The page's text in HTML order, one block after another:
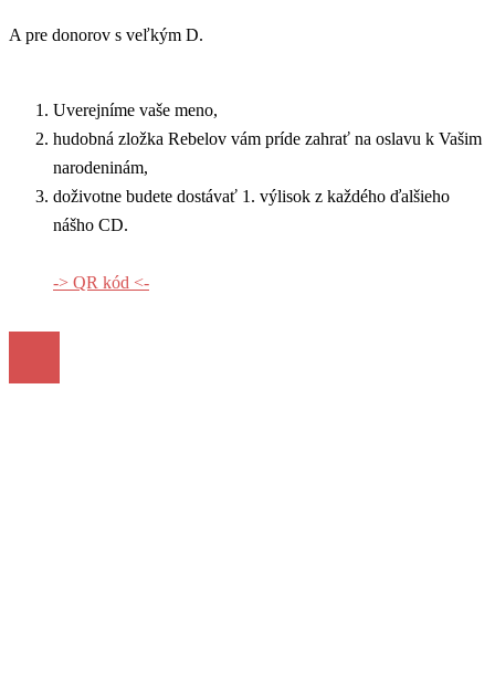
A pre donorov s veľkým D.
Uverejníme vaše meno,
hudobná zložka Rebelov vám príde zahrať na oslavu k Vašim
narodeninám,
doživotne budete dostávať 1. výlisok z každého ďalšieho
nášho CD.
-> QR kód <-